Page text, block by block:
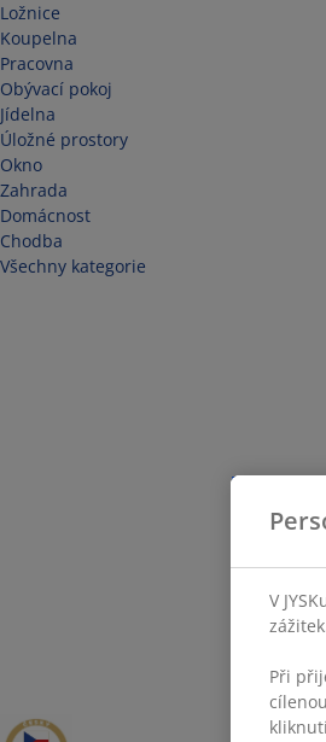
Ložnice
Koupelna
Pracovna
Obývací pokoj
Jídelna
Úložné prostory
Okno
Zahrada
Domácnost
Chodba
Všechny kategorie
V
Při